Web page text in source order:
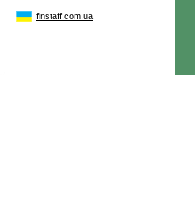
finstaff.com.ua